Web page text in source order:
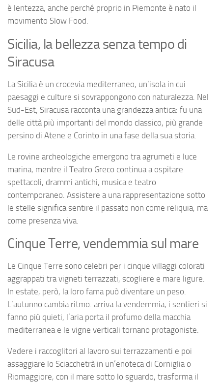
è lentezza, anche perché proprio in Piemonte è nato il
movimento Slow Food.
Sicilia, la bellezza senza tempo di
Siracusa
La Sicilia è un crocevia mediterraneo, un’isola in cui
paesaggi e culture si sovrappongono con naturalezza. Nel
Sud-Est, Siracusa racconta una grandezza antica: fu una
delle città più importanti del mondo classico, più grande
persino di Atene e Corinto in una fase della sua storia.
Le rovine archeologiche emergono tra agrumeti e luce
marina, mentre il Teatro Greco continua a ospitare
spettacoli, drammi antichi, musica e teatro
contemporaneo. Assistere a una rappresentazione sotto
le stelle significa sentire il passato non come reliquia, ma
come presenza viva.
Cinque Terre, vendemmia sul mare
Le Cinque Terre sono celebri per i cinque villaggi colorati
aggrappati tra vigneti terrazzati, scogliere e mare ligure.
In estate, però, la loro fama può diventare un peso.
L’autunno cambia ritmo: arriva la vendemmia, i sentieri si
fanno più quieti, l’aria porta il profumo della macchia
mediterranea e le vigne verticali tornano protagoniste.
Vedere i raccoglitori al lavoro sui terrazzamenti e poi
assaggiare lo Sciacchetrà in un’enoteca di Corniglia o
Riomaggiore, con il mare sotto lo sguardo, trasforma il